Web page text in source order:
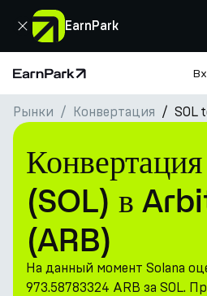
EarnPark
Закрыть
Главная страница
Продукты
Рынки
Калькуляторы
Токен PARK
Ресурсы
Компания
Рынки Конвертация SOL
(SOL) в
(ARB)
На данный момент Solana
973.58783324 ARB за SOL.